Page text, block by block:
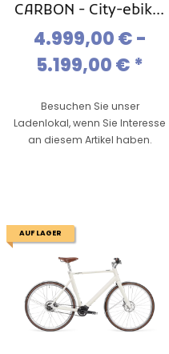
CARBON - City-ebike,
Kompakt-Ebike, Mod.
2025
4.999,00 € -
5.199,00 € *
Besuchen Sie unser
Ladenlokal, wenn Sie Interesse
an diesem Artikel haben.
AUF LAGER